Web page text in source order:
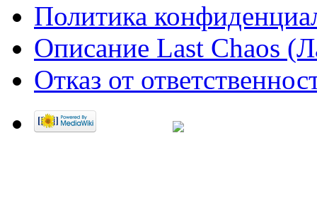
Политика
Описание Last Chaos
Отказ от